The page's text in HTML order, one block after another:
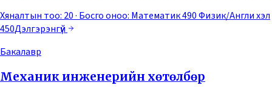
Хяналтын тоо: 20· Босго оноо: Математик 490 Физик/Англи хэл
450Дэлгэрэнгүй
Бакалавр
Механик инженерийн хөтөлбөр